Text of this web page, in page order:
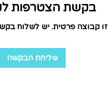
בקשת הצטרפות
זו קבוצה פרטית. יש לשלוח
שליחת הבקשה